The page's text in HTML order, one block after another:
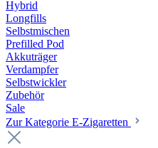
Hybrid
Longfills
Selbstmischen
Prefilled Pod
Akkuträger
Verdampfer
Selbstwickler
Zubehör
Sale
Zur Kategorie E-Zigaretten